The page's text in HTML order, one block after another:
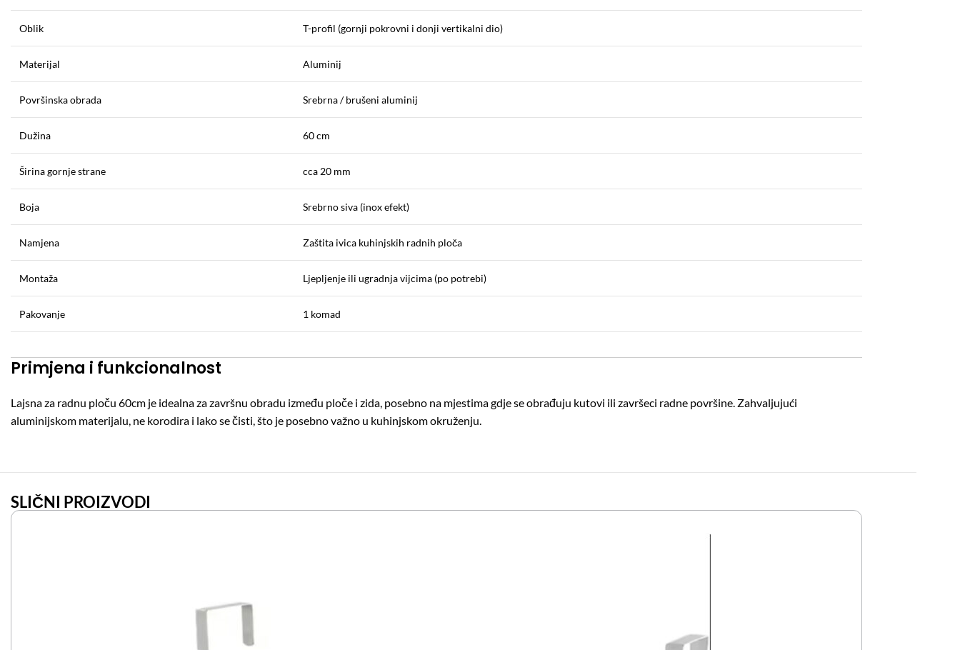
Oblik T-profil (gornji pokrovni i donji vertikalni dio)
Materijal Aluminij
Površinska obrada Srebrna / brušeni aluminij
Dužina 60 cm
Širina gornje strane cca 20 mm
Boja Srebrno siva (inox efekt)
Namjena Zaštita ivica kuhinjskih radnih ploča
Montaža Ljepljenje ili ugradnja vijcima (po potrebi)
Pakovanje 1 komad
Primjena i funkcionalnost
Lajsna za radnu ploču 60cm je idealna za završnu obradu između ploče i zida, posebno na mjestima gdje se obrađuju kutovi ili završeci radne površine. Zahvaljujući
aluminijskom materijalu, ne korodira i lako se čisti, što je posebno važno u kuhinjskom okruženju.
SLIČNI PROIZVODI